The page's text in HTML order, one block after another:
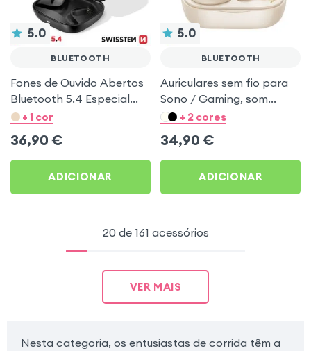
5.0
BLUETOOTH
Fones de Ouvido Abertos
Bluetooth 5.4 Especial
para Esporte e Corrida -
+ 1 cor
36,90 €
ADICIONAR
5.0
BLUETOOTH
Auriculares sem fio para
Sono / Gaming, som
imersivo com redução de
Rosa
+ 2 cores
34,90 €
ADICIONAR
20 de 161 acessórios
VER MAIS
Nesta categoria, os entusiastas de corrida têm a